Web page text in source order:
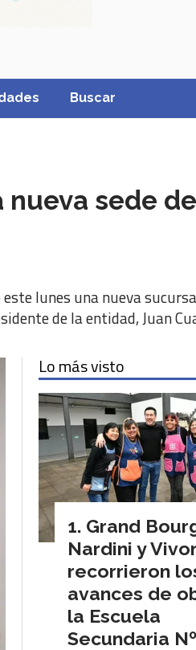
Buscar
sede
lunes una nueva
de la entidad, Juan
Lo más visto
Grand
Nardini y
recorrieron
avances de
la Escuela
Secundaria